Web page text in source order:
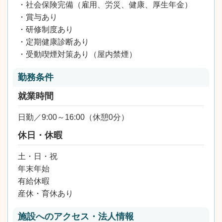
・社会保険完備（雇用、労災、健康、厚生年金）
・賞与あり
・研修制度あり
・定期健康診断あり
・受動喫煙対策あり（屋内禁煙）
勤務条件
就業時間
日勤／9:00～16:00（休憩0分）
休日・休暇
土・日・祝
年末年始
有給休暇
産休・育休あり
施設へのアクセス・法人情報